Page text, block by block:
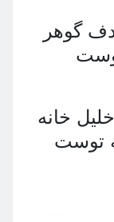
گوهر
خانه
توست